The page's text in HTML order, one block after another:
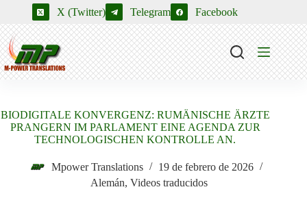
contenido
X (Twitter) Telegram Facebook
BIODIGITALE KONVERGENZ: RUMÄNISCHE ÄRZTE
PRANGERN IM PARLAMENT EINE AGENDA ZUR
TECHNOLOGISCHEN KONTROLLE AN.
Mpower Translations
19 de febrero de 2026
Alemán, Videos traducidos